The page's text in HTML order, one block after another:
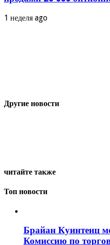
1 неделя ago
Другие новости
читайте также
Топ новости
Брайан Куинтенц
Комиссию по